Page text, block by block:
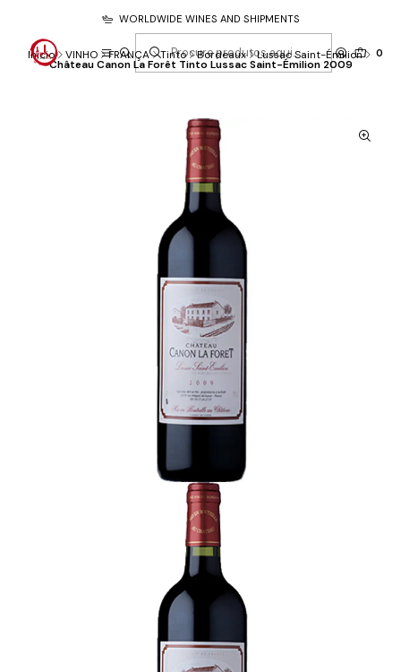
0
WORLDWIDE WINES AND SHIPMENTS
Início VINHO FRANÇA Tinto Bordeaux Lussac Saint-Émilion
Château Canon La Forêt Tinto Lussac Saint-Émilion 2009